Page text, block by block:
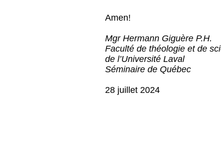
Amen!
Mgr Hermann Giguère P.H.
Faculté de théologie et de
de l’Université Laval
Séminaire de Québec
28 juillet 2024